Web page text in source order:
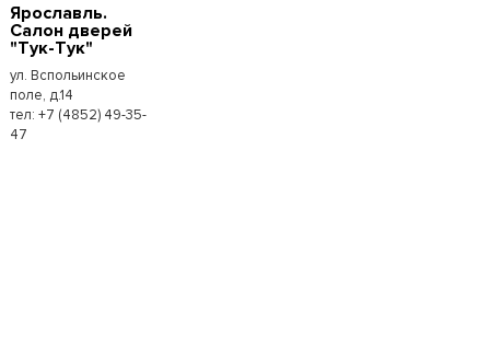
Ярославль.
Салон дверей
"Тук-Тук"
ул. Вспольинское
поле, д.14
тел: +7 (4852) 49-35-
47